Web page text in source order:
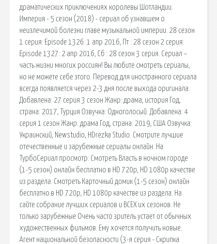
драматических приключениях королевы Шотландии.
Империя - 5 сезон (2018) - сериал об узнавшем о
неизлечимой болезни главе музыкальной империи. 28 сезон
1 серия: Episode 1326: 1 апр 2016, Пт : 28 сезон 2 серия:
Episode 1327: 2 апр 2016, Сб : 28 сезон 3 серия. Сериал –
часть жизни многих россиян! Вы любите смотреть сериалы,
но не можете себе этого. Перевод для иностранного сериала
всегда появляется через 2-3 дня после выхода оригинала.
Добавлена: 27 серия 3 сезон Жанр: драма, история Год,
страна: 2017, Турция Озвучка: Одноголосый. Добавлена: 4
серия 1 сезон Жанр: драма Год, страна: 2019, США Озвучка:
Украинский, Newstudio, HDrezka Studio. Смотрите лучшие
отечественные и зарубежные сериалы онлайн. На
ТурбоСериал просмотр. Смотреть Власть в ночном городе
(1-5 сезон) онлайн бесплатно в HD 720p, HD 1080p качестве
из раздела. Смотреть Карточный домик (1-5 сезон) онлайн
бесплатно в HD 720p, HD 1080p качестве из раздела. На
сайте собрание лучших сериалов и ВСЕХ их сезонов. Не
только зарубежные Очень часто зритель устает от обычных
художественных фильмов. Ему хочется получить новые.
Агент национальной безопасности (3-я серия - Скрипка